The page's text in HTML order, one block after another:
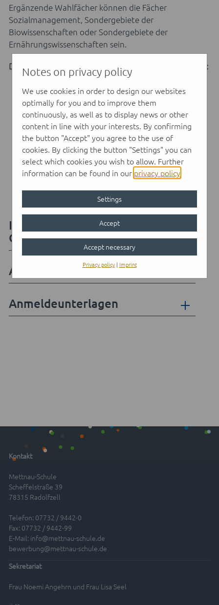
Notes on privacy policy
We use cookies in order to design our websites
optimally for you and to improve them
continuously, as well as to display news or other
content in line with your interests. By confirming
the button "Accept" you agree to the use of
cookies. By clicking the button "Settings" you can
select which cookies you wish to allow. Further
information can be found in our privacy policy
Settings
Accept
Accept necessary
Privacy policy| Imprint
Ergänzende Wahlfächer können die Fächer
Sozialmanagement, Sondergebiete der
Biowissenschaften oder Sondergebiete der
Ernährungswissenschaften sein.
Das Profil richtet sich an Jugendliche mit Interesse an:
Anatomie, Physiologie und
Humanbiologie
Medizin, Therapie und Rehabilitation
Prävention und Gesundheitsförderung
Gesundheits- und Pflegemanagement
Biologie
Inhalte des Profilfaches
Gesundheit und Biologie
Abschluss und Studienrichtungen
Anmeldeunterlagen
Kontakt
Mettnau-Schule
Scheffelstraße 39
78315 Radolfzell
Telefon: 07732 / 9442-0
Fax: 07732 / 9442-99
E-Mail: info@mettnau-schule.de
bewerbung@mettnau-schule.de
Sekretariat
Frau Noemi Angehrn und Frau Lisa Seel